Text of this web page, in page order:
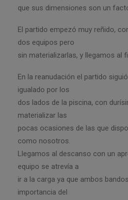
que sus dimensiones son un
El partido empezó muy reñido,
dos equipos pero
sin materializarlas, y llegamos al
En la reanudación el partido
igualado por los
dos lados de la piscina, con
materializar las
pocas ocasiones de las que
como nosotros.
Llegamos al descanso con un
equipo se atrevía a
ir a la carga ya que ambos
importancia del